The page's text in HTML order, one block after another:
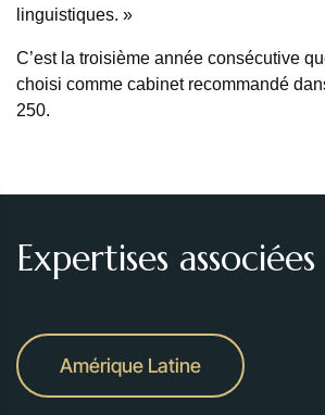
linguistiques. »
C’est la troisième année consécutive
choisi comme cabinet recommandé
250.
Expertises associées
Amérique Latine